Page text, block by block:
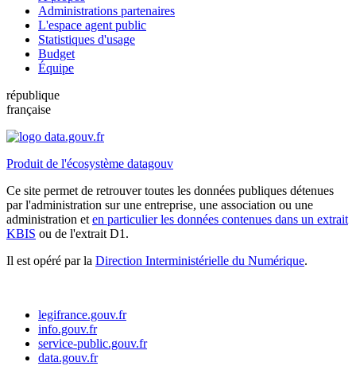
Administrations partenaires
L'espace agent public
Statistiques d'usage
Budget
Équipe
république
française
Produit de l'écosystème datagouv
Ce site permet de retrouver toutes les données publiques détenues
par l'administration sur une entreprise, une association ou une
administration et en particulier les données contenues dans un extrait
KBIS ou de l'extrait D1.
Il est opéré par la Direction Interministérielle du Numérique.
legifrance.gouv.fr
info.gouv.fr
service-public.gouv.fr
data.gouv.fr